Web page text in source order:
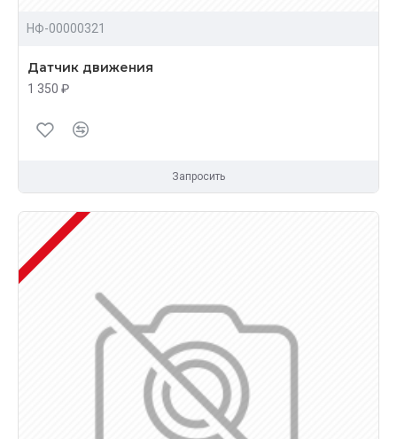
НФ-00000321
Датчик движения
1 350 ₽
Запросить